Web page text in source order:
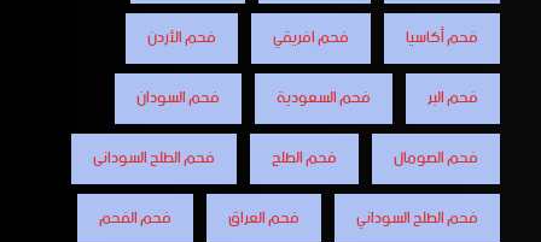
فحم أكاسيا
فحم افريقي
فحم الأردن
فحم البر
فحم السعودية
فحم السودان
فحم الصومال
فحم الطلح
فحم الطلح السودانى
فحم الطلح السوداني
فحم العراق
فحم الفحم